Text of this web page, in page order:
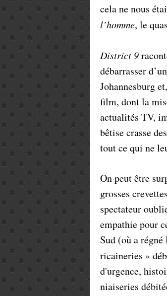
cela ne nous
l’homme, le
District 9
débarrasser
Johannesburg
film, dont la
actualités TV,
bêtise crasse
tout ce qui ne
On peut être
grosses
spectateur
empathie pour
Sud (où a
ricaineries »
d'urgence,
niaiseries